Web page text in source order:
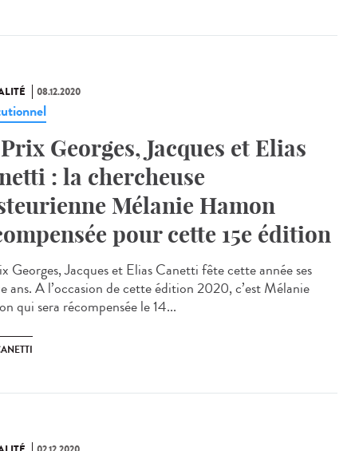
08.12.2020
Georges, Jacques et Elias
: la chercheuse
Mélanie Hamon
pour cette 15e édition
Georges, Jacques et Elias Canetti fête cette année ses
ans. A l’occasion de cette édition 2020, c’est Mélanie
qui sera récompensée le 14...